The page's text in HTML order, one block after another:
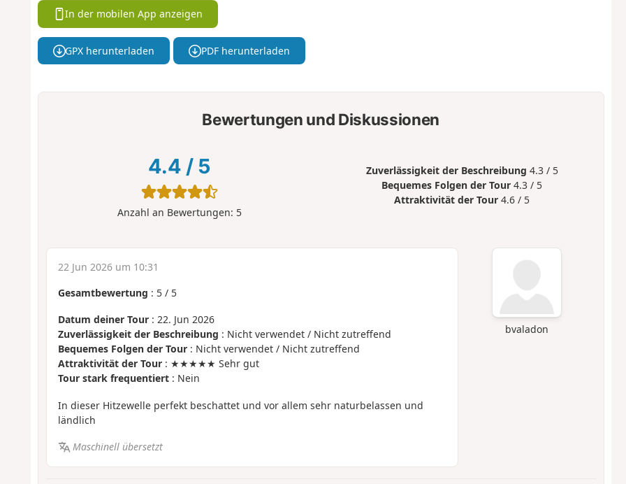
In der mobilen App anzeigen
GPX herunterladen PDF herunterladen
Bewertungen und Diskussionen
4.4 / 5
Anzahl an Bewertungen: 5
Zuverlässigkeit der Beschreibung 4.3 / 5
Bequemes Folgen der Tour 4.3 / 5
Attraktivität der Tour 4.6 / 5
bvaladon
22 Jun 2026 um 10:31
Gesamtbewertung : 5/ 5
Datum deiner Tour: 22. Jun 2026
Zuverlässigkeit der Beschreibung : Nicht verwendet / Nicht zutreffend
Bequemes Folgen der Tour: Nicht verwendet / Nicht zutreffend
Attraktivität der Tour: ★★★★★ Sehr gut
Tour stark frequentiert: Nein
In dieser Hitzewelle perfekt beschattet und vor allem sehr naturbelassen und
ländlich
Maschinell übersetzt